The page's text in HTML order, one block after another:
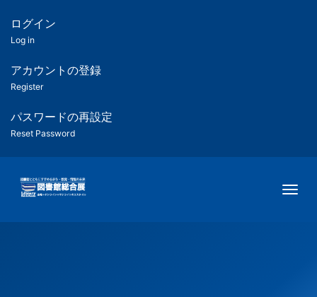
ツ
匿
名
ユ
ー
ー
用
メ
ログイン
Log in
アカウントの登録
Register
パスワードの再設定
Reset Password